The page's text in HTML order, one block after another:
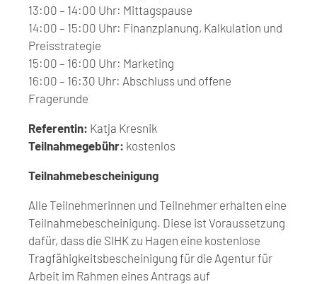
13:00 – 14:00 Uhr: Mittagspause
14:00 – 15:00 Uhr: Finanzplanung, Kalkulation und
Preisstrategie
15:00 – 16:00 Uhr: Marketing
16:00 – 16:30 Uhr: Abschluss und offene
Fragerunde
Referentin: Katja Kresnik
Teilnahmegebühr: kostenlos
Teilnahmebescheinigung
Alle Teilnehmerinnen und Teilnehmer erhalten eine
Teilnahmebescheinigung. Diese ist Voraussetzung
dafür, dass die SIHK zu Hagen eine kostenlose
Tragfähigkeitsbescheinigung für die Agentur für
Arbeit im Rahmen eines Antrags auf